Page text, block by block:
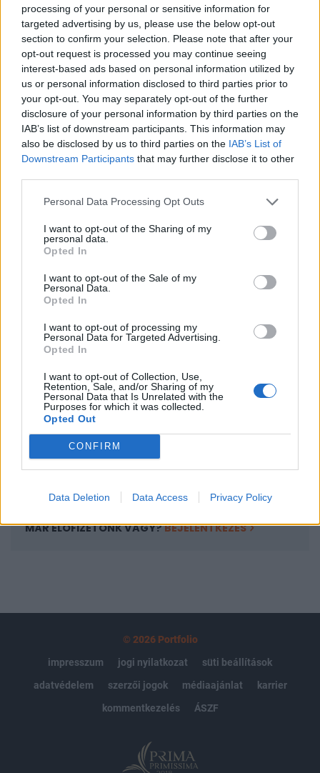
processing of your personal or sensitive information for
targeted advertising by us, please use the below opt-out
section to confirm your selection. Please note that after your
opt-out request is processed you may continue seeing
interest-based ads based on personal information utilized by
us or personal information disclosed to third parties prior to
your opt-out. You may separately opt-out of the further
disclosure of your personal information by third parties on the
IAB’s list of downstream participants. This information may
also be disclosed by us to third parties on the IAB’s List of
Downstream Participants that may further disclose it to other
Personal Data Processing Opt Outs
I want to opt-out of the Sharing of my
personal data.
Opted In
I want to opt-out of the Sale of my
Personal Data.
Opted In
I want to opt-out of processing my
Personal Data for Targeted Advertising.
Opted In
I want to opt-out of Collection, Use,
Retention, Sale, and/or Sharing of my
Personal Data that Is Unrelated with the
Purposes for which it was collected.
Opted Out
CONFIRM
Data Deletion Data Access Privacy Policy
szövetségesek helyett jobboldali frakciókkal
alakította ki tárgyalási pozícióját. Magyar Péter
kormánya számára a javaslat elfogadása
politikailag vállalható kompromisszumot
jelenthet, és hozzájárulhat a napi egymillió eurós
uniós bírság alóli mentesüléshez is.
Back to Europe 2026Az áprilisi választások után
visszakerült az európai térképre Magyarország, a kormány
kiemelt célja az uniós források hazahozatala, illetve
hosszabb távon az euró bevezetése. Milyen utat kell
bejárnia Magyarországnak addig és mekkora lökést
kérdéssel foglalkozik a Portfolio konferenciája, mely
szakértőkkel...
KEDVES OLVASÓNK!
A keresett cikk a portfolio.hu hírarchívumához
tartozik, melynek olvasása előfizetéses
Az előfizetés a következőket tartalmazza:
Portfolio.hu teljes cikkarchívum
Kötéslisták: BÉT elmúlt 2 év napon belüli
kötéslistái
MÁR ELŐFIZETŐNK VAGY?BEJELENTKEZÉS
© 2026 Portfolio
impresszum
jogi nyilatkozat
süti beállítások
adatvédelem
szerzői jogok médiaajánlat
karrier
kommentkezelés
ÁSZF